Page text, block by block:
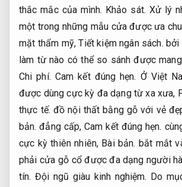
thắc mắc của mình. Khảo sát. Xử lý
một trong những mẫu cửa được ưa
mặt thẩm mỹ,Tiết kiệm ngân sách. bởi
làm từ nào có thể so sánh được
Chi phí. Cam kết đúng hẹn. Ở Việt
được dùng cực kỳ đa dạng từ xa xưa,
thực tế. đồ nội thất bằng gỗ với vẻ
bản. đẳng cấp,Cam kết đúng hẹn.
cực kỳ thiên nhiên, Bài bản. bắt mắt
phải cửa gỗ cổ được đa dạng người
tín. Đội ngũ giàu kinh nghiệm. Do